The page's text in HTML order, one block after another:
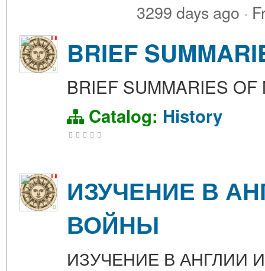
3299 days ago ·
BRIEF
BRIEF SUMMARIES
Catalog: History
ИЗУЧЕНИЕ В
ВОЙНЫ
ИЗУЧЕНИЕ В